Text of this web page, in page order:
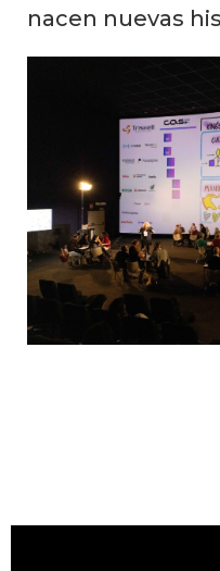
nacen nuevas